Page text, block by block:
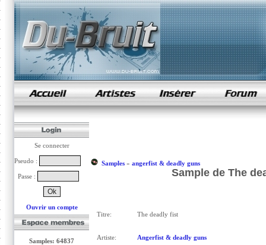
samples de rap
Se connecter
Pseudo :
Passe :
Ouvrir un compte
Samples: 64837
Samples» angerfist & deadly guns
Sample de The
Titre: The deadly fist
Artiste: Angerfist & deadly guns